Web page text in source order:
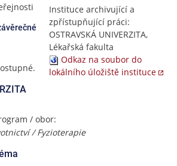
Instituce archivující a
zpřístupňující práci:
OSTRAVSKÁ UNIVERZITA,
Lékařská fakulta
Odkaz na soubor do
lokálního úložiště instituce
/ obor:
/ Fyzioterapie